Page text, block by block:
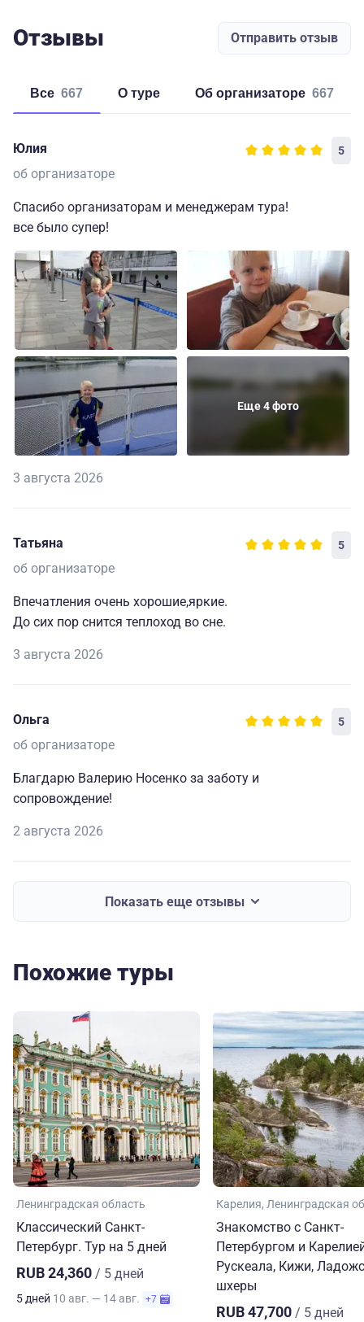
Отзывы Отправить отзыв
Все 667 о туре об организаторе 667
Юлия 5
об организаторе
Спасибо организаторам и менеджерам тура!
все было супер!
Еще 4 фото
3 августа 2026
Татьяна 5
об организаторе
Впечатления очень хорошие,яркие.
До сих пор снится теплоход во сне.
3 августа 2026
Ольга 5
об организаторе
Благдарю Валерию Носенко за заботу и
сопровождение!
2 августа 2026
Показать еще отзывы
Похожие туры
Ленинградская область
Классический Санкт-
Петербург. Тур на 5 дней
RUB 24,360 / 5 дней
5 дней 10 авг. — 14 авг. +7
Карелия Ленинградская
Знакомство с Санкт-
Петербургом и
Рускеала, Кижи,
шхеры
RUB 47,700 / 5 дней